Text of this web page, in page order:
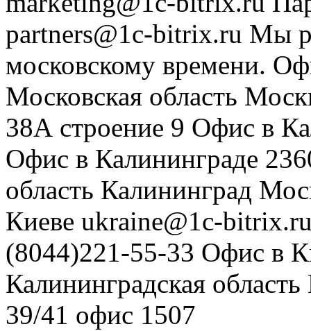
partners@1c-bitrix.ru Мы
московскому времени.
Московская область
38А строение 9 Офис в
Офис в Калининграде
область Калининград
Киеве ukraine@1c-
(8044)221-55-33 Офис в
Калининградская область
39/41 офис 1507